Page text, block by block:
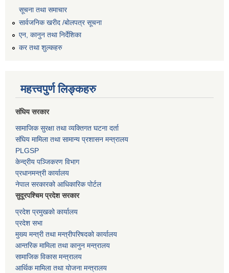
सूचना तथा समाचार
सार्वजनिक खरीद /बोलपत्र सूचना
एन, कानुन तथा निर्देशिका
कर तथा शुल्कहरु
महत्त्वपुर्ण लिङ्कहरु
संघिय सरकार
सामाजिक सुरक्षा तथा व्यक्तिगत घटना दर्ता
संघिय मामिला तथा सामान्य प्रशासन मन्त्रालय
PLGSP
केन्द्रीय पञ्जिकरण विभाग
प्रधानमन्त्री कार्यालय
नेपाल सरकारको आधिकारिक पोर्टल
सुदूरपश्चिम प्रदेश सरकार
प्रदेश प्रमुखको कार्यालय
प्रदेश सभा
मुख्य मन्त्री तथा मन्त्रीपरिषदको कार्यालय
आन्तरिक मामिला तथा कानुन मन्त्रालय
सामाजिक विकास मन्त्रालय
आर्थिक मामिला तथा योजना मन्त्रालय